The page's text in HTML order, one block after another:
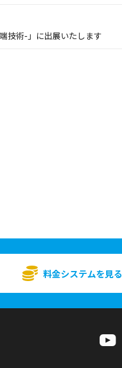
技術-」に出展いたします
料金システムを見る